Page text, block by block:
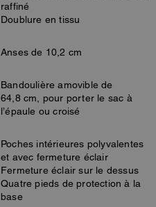
raffiné
Doublure en tissu
Anses de 10,2 cm
Bandoulière amovible de
64,8 cm, pour porter le sac à
l’épaule ou croisé
Poches intérieures polyvalentes
et avec fermeture éclair
Fermeture éclair sur le dessus
Quatre pieds de protection à la
base